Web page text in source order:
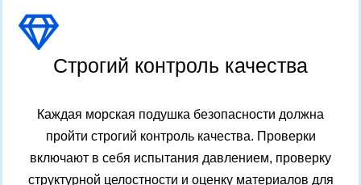
Строгий контроль качества
Каждая морская подушка безопасности должна
пройти строгий контроль качества. Проверки
включают в себя испытания давлением, проверку
структурной целостности и оценку материалов для